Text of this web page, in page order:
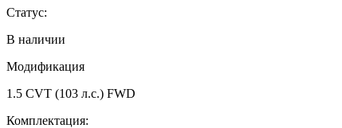
Статус:
В наличии
Модификация
1.5 CVT (103 л.с.) FWD
Комплектация: